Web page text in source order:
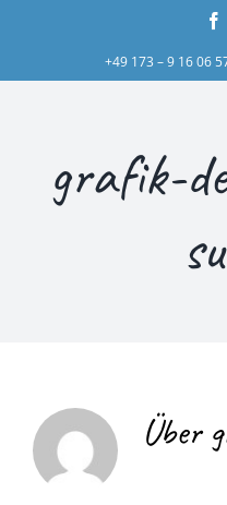
springen
+49 173 – 9 16 06
grafik-
Über